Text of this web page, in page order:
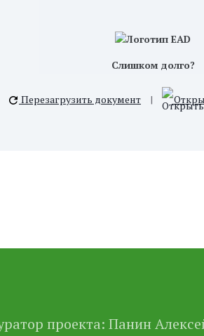
Слишком долго?
Перезагрузить документ |
проекта: Панин